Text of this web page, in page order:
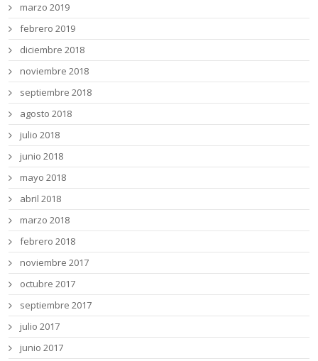
marzo 2019
febrero 2019
diciembre 2018
noviembre 2018
septiembre 2018
agosto 2018
julio 2018
junio 2018
mayo 2018
abril 2018
marzo 2018
febrero 2018
noviembre 2017
octubre 2017
septiembre 2017
julio 2017
junio 2017